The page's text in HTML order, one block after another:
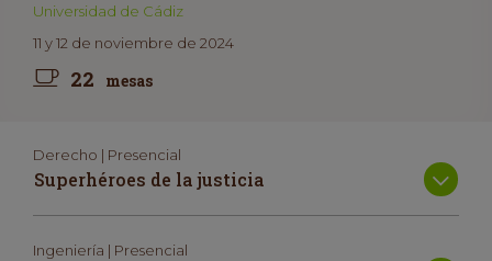
Universidad de Cádiz
11 y 12 de noviembre de 2024
22 mesas
Derecho | Presencial
Superhéroes de la justicia
Ingeniería | Presencial